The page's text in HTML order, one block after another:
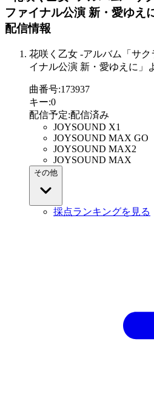
ファイナル公演 新・愛ゆえ
配信情報
花咲く乙女 -アルバム「サ
イナル公演 新・愛ゆえに」
曲番号:173937
キー:0
配信予定:配信済み
JOYSOUND X1
JOYSOUND MAX GO
JOYSOUND MAX2
JOYSOUND MAX
その他
採点ランキングを見る